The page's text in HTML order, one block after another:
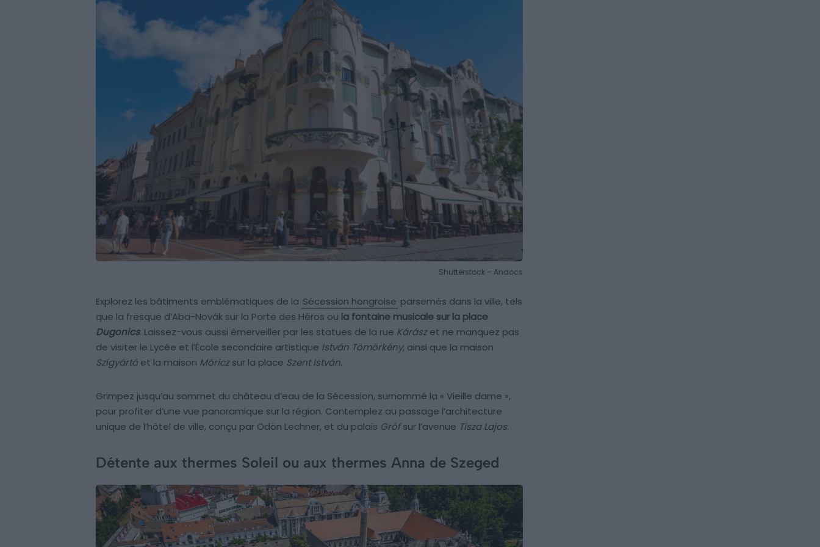
Shutterstock – Andocs
Explorez les bâtiments emblématiques de la Sécession hongroise parsemés dans la ville, tels
que la fresque d’Aba-Novák sur la Porte des Héros ou la fontaine musicale sur la place
Dugonics. Laissez-vous aussi émerveiller par les statues de la rue Kárászet ne manquez pas
de visiter le Lycée et l’École secondaire artistique István Tömörkény, ainsi que la maison
Szígyártó et la maison Móriczsur la place Szent István.
Grimpez jusqu’au sommet du château d’eau de la Sécession, surnommé la « Vieille dame »,
pour profiter d’une vue panoramique sur la région. Contemplez au passage l’architecture
unique de l’hôtel de ville, conçu par Ödön Lechner, et du palais Grófsur l’avenue Tisza Lajos.
Détente aux thermes Soleil ou aux thermes Anna de Szeged